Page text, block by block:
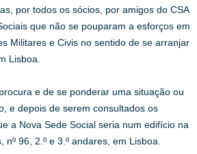
por todos os sócios, por amigos do CSA
que não se pouparam a esforços em
Militares e Civis no sentido de se arranjar
Lisboa.
e de se ponderar uma situação ou
e depois de serem consultados os
a Nova Sede Social seria num edifício na
nº 96, 2.º e 3.º andares, em Lisboa.